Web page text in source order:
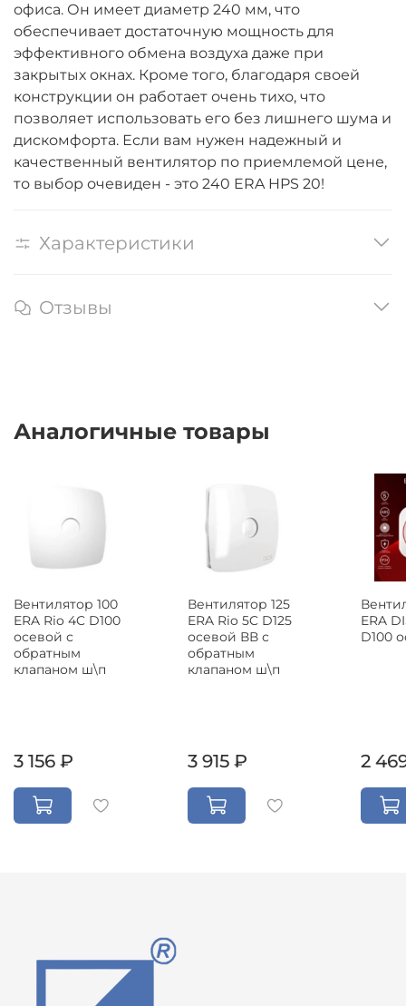
офиса. Он имеет диаметр 240 мм, что
обеспечивает достаточную мощность для
эффективного обмена воздуха даже при
закрытых окнах. Кроме того, благодаря своей
конструкции он работает очень тихо, что
позволяет использовать его без лишнего шума и
дискомфорта. Если вам нужен надежный и
качественный вентилятор по приемлемой цене,
то выбор очевиден - это 240 ERA HPS 20!
Характеристики
Отзывы
Аналогичные товары
Вентилятор 100
ERA Rio 4C D100
осевой с
обратным
клапаном ш\п
3 156 ₽
Вентилятор 125
ERA Rio 5C D125
осевой ВВ с
обратным
клапаном ш\п
3 915 ₽
ERA
D100
2